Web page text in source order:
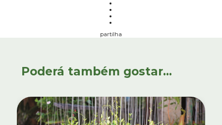
partilha
Poderá também gostar...